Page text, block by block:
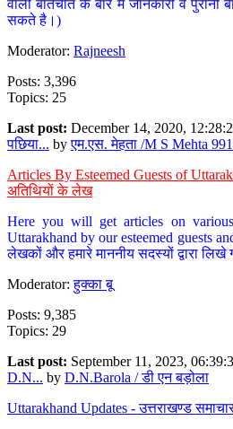
वाली बातचीत के बारे में जानकारी व
सकते है।)
Moderator: Rajneesh
Posts: 3,396
Topics: 25
Last post: December 14, 2020,
पछिया... byएम.एस. मेहता /M S Mehta
Articles By Esteemed Guests of
अतिथियों के लेख
Here you will get articles on
Uttarakhand by our esteemed guests
लेखकों और हमारे माननीय सदस्यों द्वारा
Moderator:हुक्का बू
Posts: 9,385
Topics: 29
Last post: September 11, 2023,
D.N... by D.N.Barola / डी एन बड़ोला
Uttarakhand Updates - उत्तराखण्ड